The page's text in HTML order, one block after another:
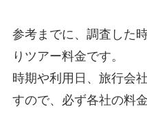
参考までに、調査した
りツアー料金です。
時期や利用日、旅行会
すので、必ず各社の料